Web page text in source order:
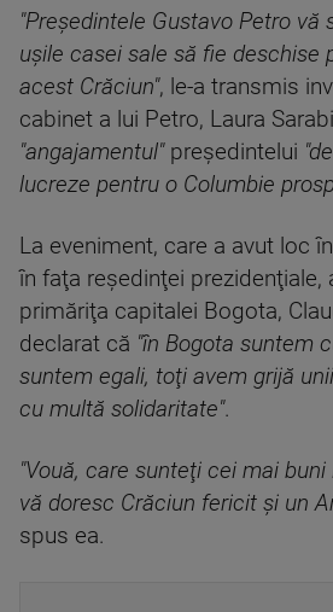
"Preşedintele Gustavo Petro vă
uşile casei sale să fie deschise
acest Crăciun", le-a transmis
cabinet a lui Petro, Laura
"angajamentul"preşedintelui
lucreze pentru o Columbie
La eveniment, care a avut loc
în faţa reşedinţei prezidenţiale,
primăriţa capitalei Bogota,
declarat că "în Bogota suntem
suntem egali, toţi avem grijă
cu multă solidaritate".
"Vouă, care sunteţi cei mai
vă doresc Crăciun fericit şi un
spus ea.